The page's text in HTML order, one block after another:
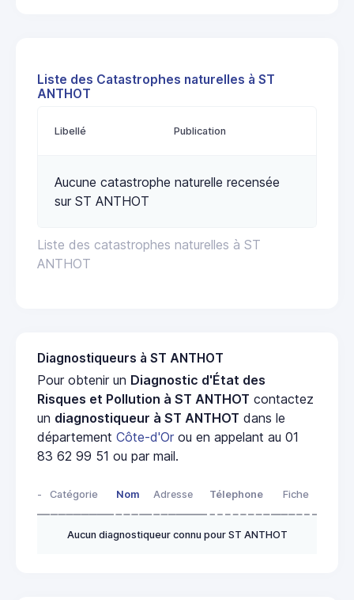
Liste des Catastrophes naturelles à ST
ANTHOT
Liste des catastrophes naturelles à ST
ANTHOT
Libellé Publication
Aucune catastrophe naturelle recensée
sur ST ANTHOT
Diagnostiqueurs à ST ANTHOT
Pour obtenir un Diagnostic d'État des
Risques et Pollution à ST ANTHOT contactez
un diagnostiqueur à ST ANTHOT dans le
département Côte-d'Or ou en appelant au 01
83 62 99 51 ou par mail.
- Catégorie Nom Adresse Télephone Fiche
Aucun diagnostiqueur connu pour ST ANTHOT